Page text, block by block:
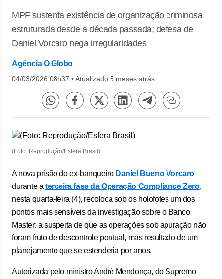
MPF sustenta existência de organização criminosa
estruturada desde a década passada; defesa de
Daniel Vorcaro nega irregularidades
Agência O Globo
04/03/2026 08h37 •Atualizado 5 meses atrás
(Foto: Reprodução/Esfera Brasil)
A nova prisão do ex-banqueiro Daniel Bueno Vorcaro
durante a terceira fase da Operação Compliance Zero,
nesta quarta-feira (4), recoloca sob os holofotes um dos
pontos mais sensíveis da investigação sobre o Banco
Master: a suspeita de que as operações sob apuração não
foram fruto de descontrole pontual, mas resultado de um
planejamento que se estenderia por anos.
Autorizada pelo ministro André Mendonça, do Supremo